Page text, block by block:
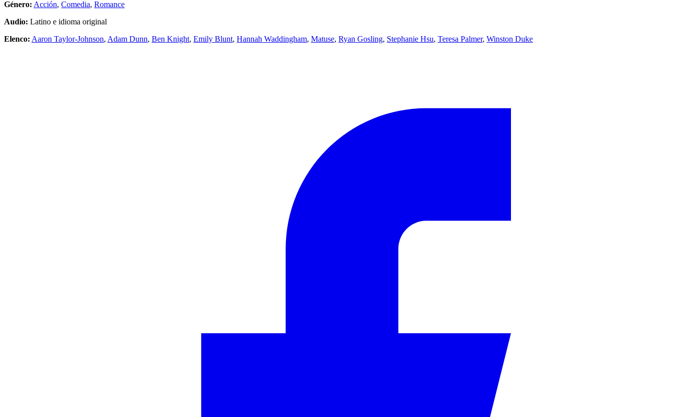
Género: Acción, Comedia, Romance
Audio: Latino e idioma original
Elenco: Aaron Taylor-Johnson, Adam Dunn, Ben Knight, Emily Blunt, Hannah Waddingham, Matuse, Ryan Gosling, Stephanie Hsu, Teresa Palmer, Winston Duke